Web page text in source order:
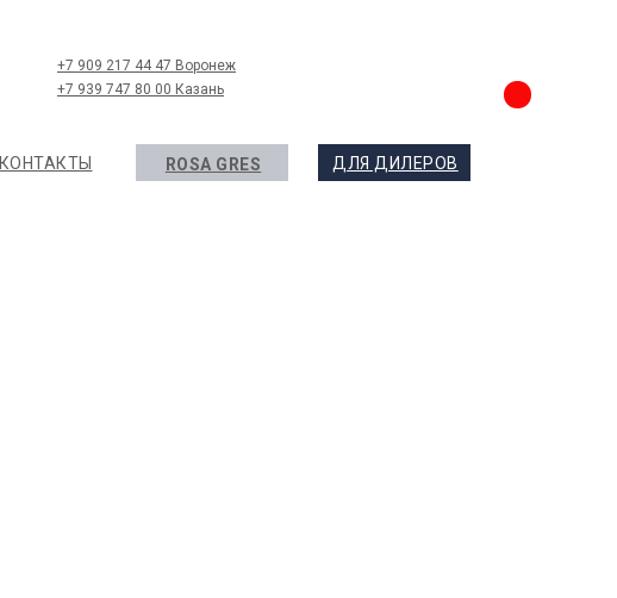
КОНТАКТЫ ДЛЯ ДИЛЕРОВ
ROSA GRES
+7 939 747 80 00 Казань
+7 909 217 44 47 Воронеж